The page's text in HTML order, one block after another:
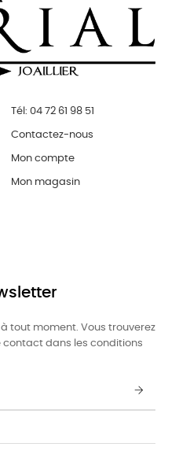
Tél: 04 72 61 98 51
Contactez-nous
Mon compte
Mon magasin
tout moment. Vous trouverez
contact dans les conditions